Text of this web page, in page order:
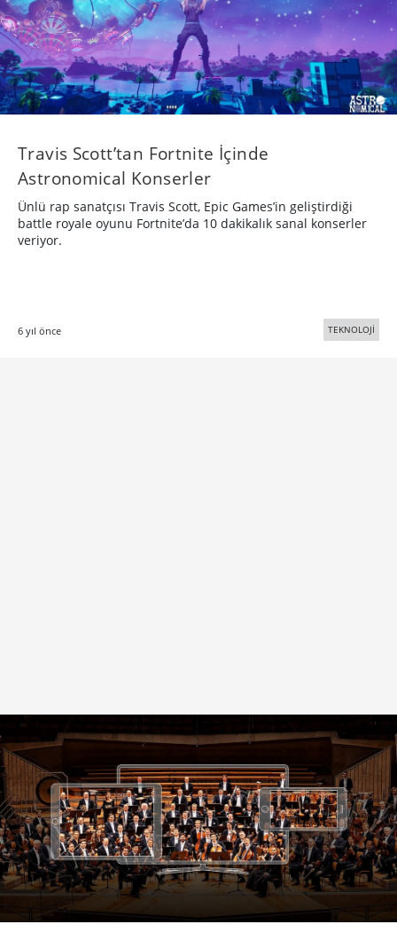
Travis Scott’tan Fortnite İçinde
Astronomical Konserler
Ünlü rap sanatçısı Travis Scott, Epic Games’in geliştirdiği
battle royale oyunu Fortnite’da 10 dakikalık sanal konserler
veriyor.
6 yıl önce TEKNOLOJİ